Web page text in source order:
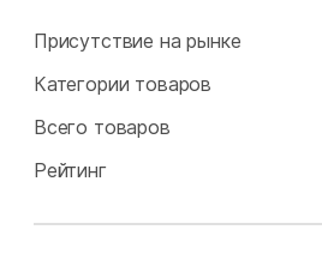
Присутствие на рынке
Категории товаров
Всего товаров
Рейтинг